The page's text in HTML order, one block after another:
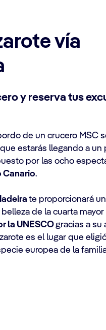
vía
y reserva tus
de un crucero MSC
estarás llegando a un
por las ocho
Canario.
te proporcionará
de la cuarta mayor
la UNESCOgracias a su
es el lugar que
europea de la